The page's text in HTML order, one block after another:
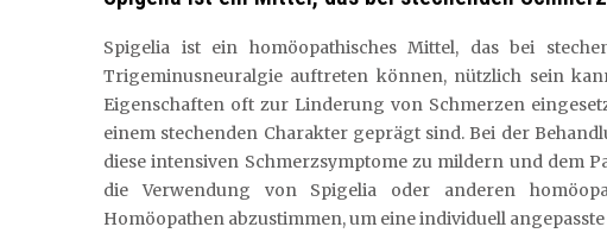
Spigelia ist ein homöopathisches Mittel, das bei
Trigeminusneuralgie auftreten können, nützlich sein
Eigenschaften oft zur Linderung von Schmerzen
einem stechenden Charakter geprägt sind. Bei der
diese intensiven Schmerzsymptome zu mildern und dem
die Verwendung von Spigelia oder anderen
Homöopathen abzustimmen, um eine individuell